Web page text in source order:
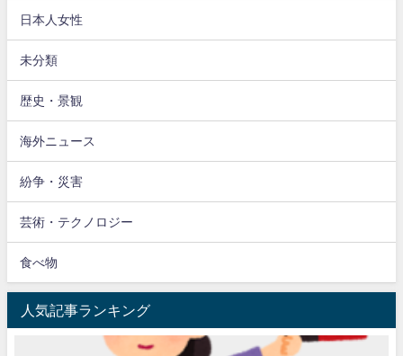
日本人女性
未分類
歴史・景観
海外ニュース
紛争・災害
芸術・テクノロジー
食べ物
人気記事ランキング